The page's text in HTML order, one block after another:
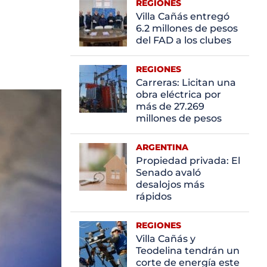
REGIONES
Villa Cañás entregó
6.2 millones de pesos
del FAD a los clubes
REGIONES
Carreras: Licitan una
obra eléctrica por
más de 27.269
millones de pesos
ARGENTINA
Propiedad privada: El
Senado avaló
desalojos más
rápidos
REGIONES
Villa Cañás y
Teodelina tendrán un
corte de energía este